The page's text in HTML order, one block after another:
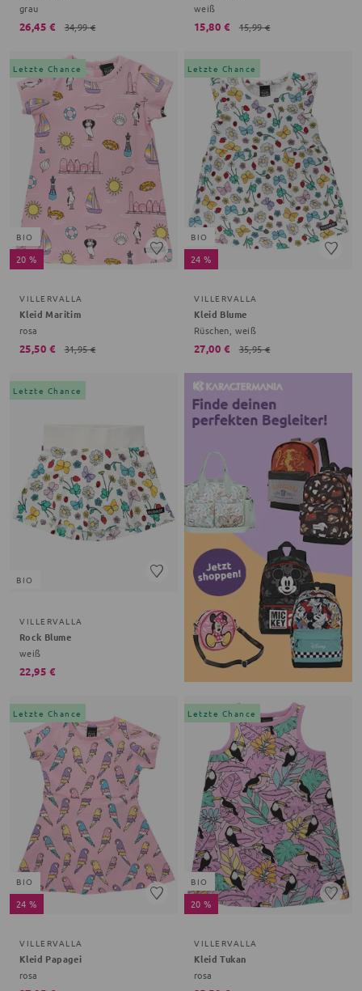
grau
26,45 € 34,99 €
weiß
15,80 € 15,99 €
Letzte Chance
BIO
20 %
VILLERVALLA
Kleid Maritim
rosa
25,50 € 31,95 €
Letzte Chance
BIO
24 %
VILLERVALLA
Kleid Blume
Rüschen, weiß
27,00 € 35,95 €
Letzte Chance
BIO
VILLERVALLA
Rock Blume
weiß
22,95 €
Letzte Chance
BIO
24 %
VILLERVALLA
Kleid Papagei
rosa
Letzte Chance
BIO
20 %
VILLERVALLA
Kleid Tukan
rosa